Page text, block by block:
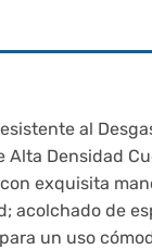
al
Alta Densidad
exquisita
acolchado de
un uso